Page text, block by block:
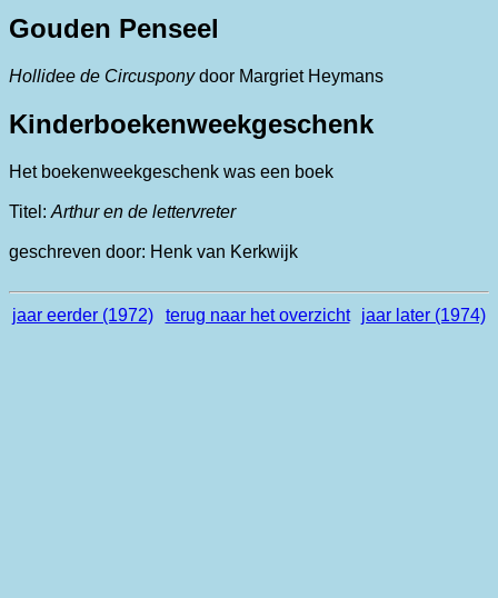
Gouden Penseel
Hollidee de Circusponydoor Margriet Heymans
Kinderboekenweekgeschenk
Het boekenweekgeschenk was een boek
Titel: Arthur en de lettervreter
geschreven door: Henk van Kerkwijk
jaar eerder (1972) terug naar het overzicht jaar later (1974)